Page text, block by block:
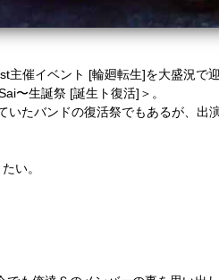
主催イベント [輪廻転生]を大盛況で
〜生誕祭 [誕生ト復活]＞。
たバンドの復活祭でもあるが、出
い。